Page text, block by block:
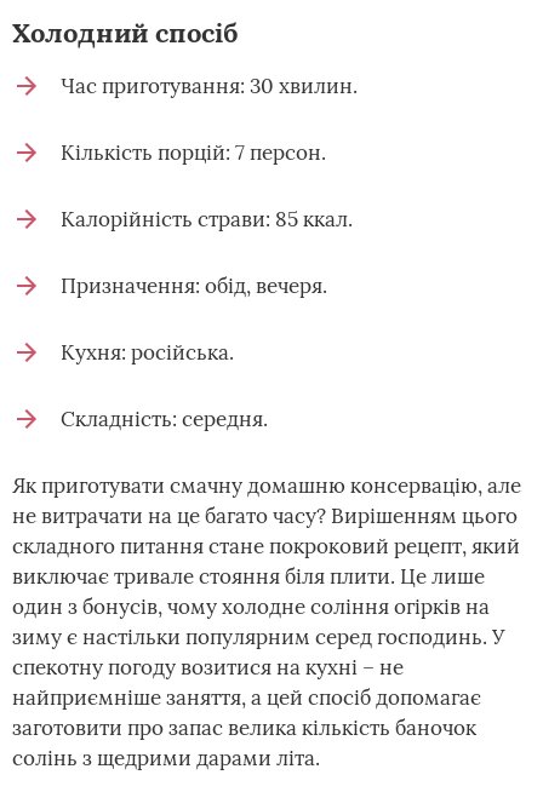
Холодний спосіб
Час приготування: 30 хвилин.
Кількість порцій: 7 персон.
Калорійність страви: 85 ккал.
Призначення: обід, вечеря.
Кухня: російська.
Складність: середня.
Як приготувати смачну домашню консервацію, але
не витрачати на це багато часу? Вирішенням цього
складного питання стане покроковий рецепт, який
виключає тривале стояння біля плити. Це лише
один з бонусів, чому холодне соління огірків на
зиму є настільки популярним серед господинь. У
спекотну погоду возитися на кухні – не
найприємніше заняття, а цей спосіб допомагає
заготовити про запас велика кількість баночок
солінь з щедрими дарами літа.